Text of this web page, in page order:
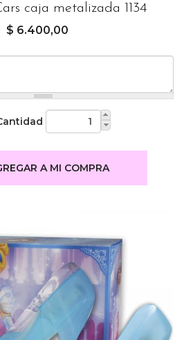
caja metalizada 1134
$ 6.400,00
A MI COMPRA